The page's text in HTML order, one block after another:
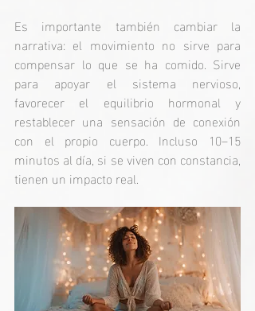
Es importante también cambiar la
narrativa: el movimiento no sirve para
compensar lo que se ha comido. Sirve
para apoyar el sistema nervioso,
favorecer el equilibrio hormonal y
restablecer una sensación de conexión
con el propio cuerpo. Incluso 10–15
minutos al día, si se viven con constancia,
tienen un impacto real.